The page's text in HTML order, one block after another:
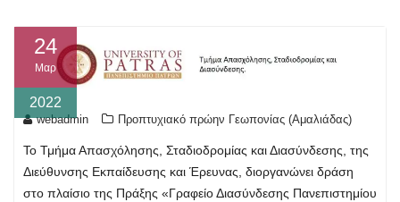
24
Μαρ
2022
webadmin Προπτυχιακό πρώην Γεωπονίας (Αμαλιάδας)
Το Τμήμα Απασχόλησης, Σταδιοδρομίας και Διασύνδεσης, της
Διεύθυνσης Εκπαίδευσης και Έρευνας, διοργανώνει δράση
στο πλαίσιο της Πράξης «Γραφείο Διασύνδεσης Πανεπιστημίου